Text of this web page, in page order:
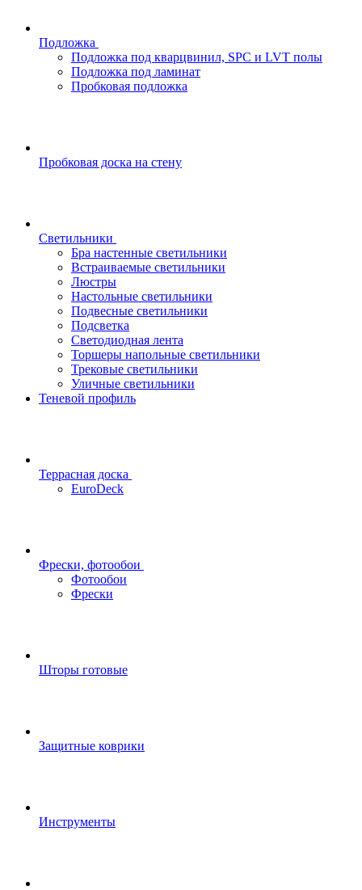
Подложка
Подложка под кварцвинил, SPC и LVT полы
Подложка под ламинат
Пробковая подложка
Пробковая доска на стену
Светильники
Бра настенные светильники
Встраиваемые светильники
Люстры
Настольные светильники
Подвесные светильники
Подсветка
Светодиодная лента
Торшеры напольные светильники
Трековые светильники
Уличные светильники
Теневой профиль
Террасная доска
EuroDeck
Фрески, фотообои
Фотообои
Фрески
Шторы готовые
Защитные коврики
Инструменты